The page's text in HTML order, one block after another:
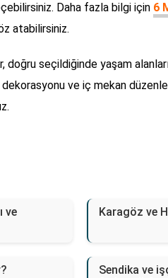
Daha fazla bilgi için 6
atabilirsiniz.
doğru seçildiğinde yaşam
ve iç mekan
ve
Karagöz ve
Sendika ve